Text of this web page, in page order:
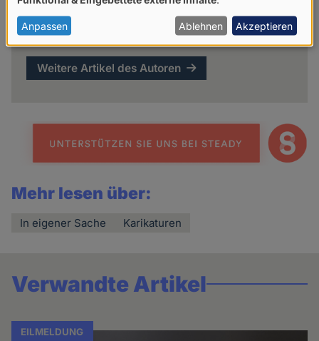
hpd
Weitere Artikel des Autoren
Mehr lesen über:
In eigener Sache Karikaturen
Verwandte Artikel
EILMELDUNG
von
personenbezogenen
Daten
und
Anpassen Ablehnen Akzeptieren